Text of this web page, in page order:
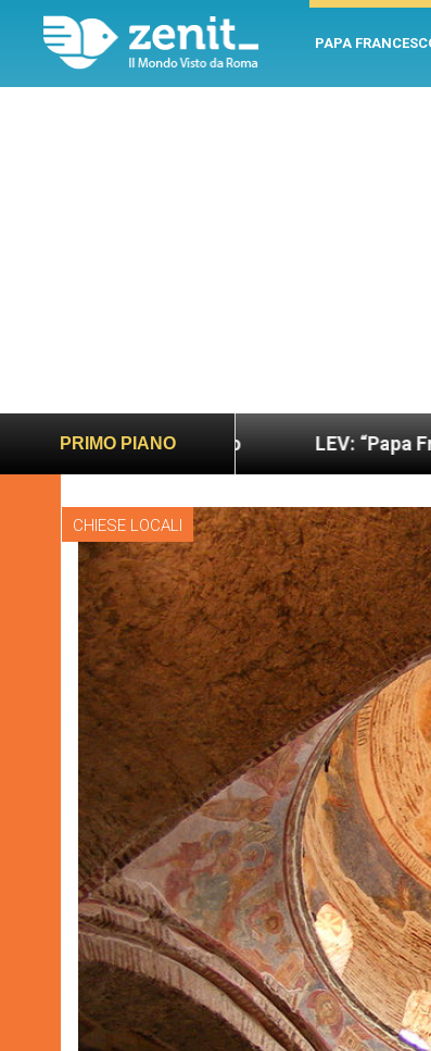
PAPA
PRIMO PIANO
e giusto LEV: “Papa Francesco. Un
CHIESE LOCALI